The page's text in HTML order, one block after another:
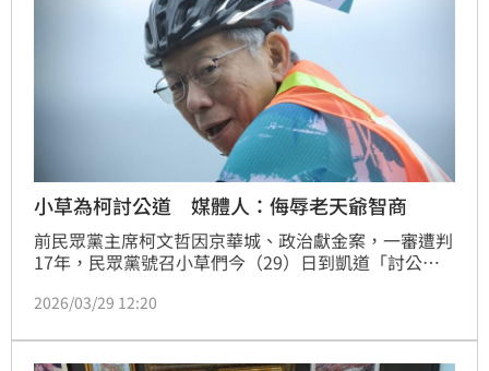
小草為柯討公道 媒體人：侮辱老天爺智商
前民眾黨主席柯文哲因京華城、政治獻金案，一審遭判
17年，民眾黨號召小草們今（29）日到凱道「討公
「為他討公道，簡直是侮辱老天爺的智商和眼睛」。
2026/03/29 12:20